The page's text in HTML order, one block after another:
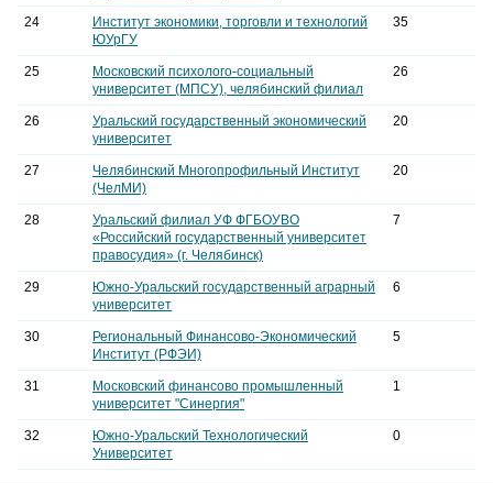
24
Институт экономики, торговли и технологий
ЮУрГУ
35
25
Московский психолого-социальный
университет (МПСУ), челябинский филиал
26
26
Уральский государственный экономический
университет
20
27
Челябинский Многопрофильный Институт
(ЧелМИ)
20
28
Уральский филиал УФ ФГБОУВО
«Российский государственный университет
правосудия» (г. Челябинск)
7
29
Южно-Уральский государственный аграрный
университет
6
30
Региональный Финансово-Экономический
Институт (РФЭИ)
5
31
Московский финансово промышленный
университет "Синергия"
1
32
Южно-Уральский Технологический
Университет
0